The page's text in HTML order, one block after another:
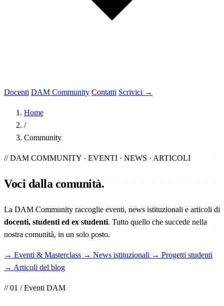
Docenti DAM Community Contatti Scrivici →
Home
/
Community
// DAM COMMUNITY · EVENTI · NEWS · ARTICOLI
Voci dalla comunità.
La DAM Community raccoglie eventi, news istituzionali e articoli di
docenti, studenti ed ex studenti. Tutto quello che succede nella
nostra comunità, in un solo posto.
→ Eventi & Masterclass → News istituzionali → Progetti studenti
→ Articoli del blog
// 01 / Eventi DAM